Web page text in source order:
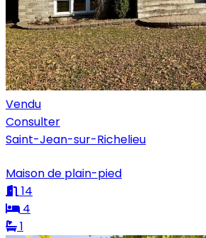
Vendu
Consulter
Saint-Jean-sur-Richelieu
Maison de plain-pied
14
4
1